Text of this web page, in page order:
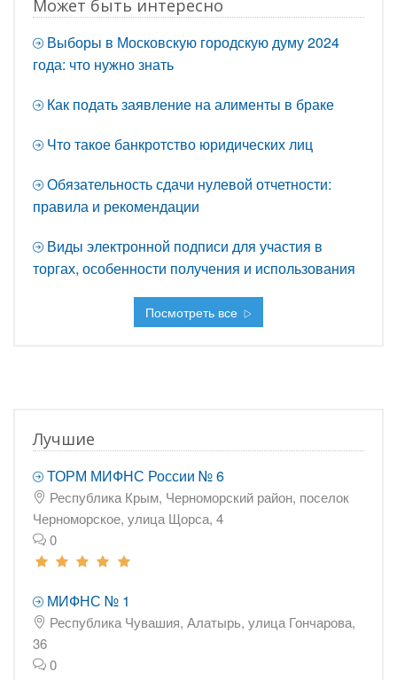
Может быть интересно
Выборы в Московскую городскую думу 2024
года: что нужно знать
Как подать заявление на алименты в браке
Что такое банкротство юридических лиц
Обязательность сдачи нулевой отчетности:
правила и рекомендации
Виды электронной подписи для участия в
торгах, особенности получения и использования
Посмотреть все
Лучшие
ТОРМ МИФНС России № 6
Республика Крым, Черноморский район, поселок
Черноморское, улица Щорса, 4
0
МИФНС № 1
Республика Чувашия, Алатырь, улица Гончарова,
36
0